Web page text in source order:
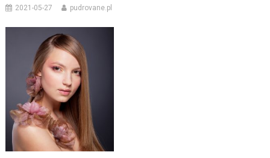
2021-05-27 pudrovane.pl